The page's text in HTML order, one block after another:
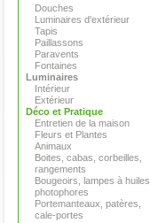
Douches
Luminaires d'extérieur
Tapis
Paillassons
Paravents
Fontaines
Luminaires
Intérieur
Extérieur
Déco et Pratique
Entretien de la maison
Fleurs et Plantes
Animaux
Boites, cabas, corbeilles,
rangements
Bougeoirs, lampes à huiles,
photophores
Portemanteaux, patères,
cale-portes